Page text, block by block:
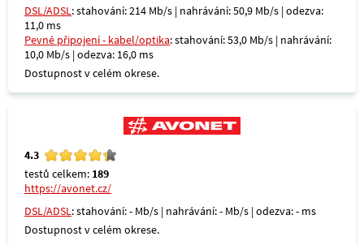
DSL/ADSL: stahování: 214 Mb/s | nahrávání: 50,9 Mb/s | odezva:
11,0 ms
Pevné připojení - kabel/optika: stahování: 53,0 Mb/s | nahrávání:
10,0 Mb/s | odezva: 16,0 ms
Dostupnost v celém okrese.
4.3
testů celkem: 189
https://avonet.cz/
DSL/ADSL: stahování: - Mb/s | nahrávání: - Mb/s | odezva: - ms
Dostupnost v celém okrese.